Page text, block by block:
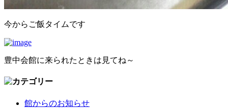
今からご飯タイムです
豊中会館に来られたときは見てね～
館からのお知らせ